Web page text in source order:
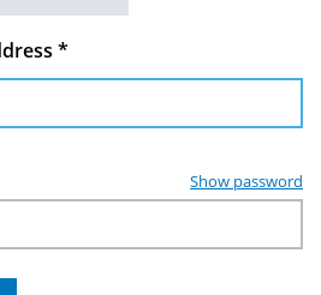
*
Show password